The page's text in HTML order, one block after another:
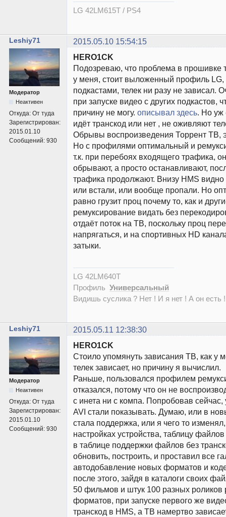
LG 42LM615T / PS4
Leshiy71 2015.05.10 15:54:15
Модератор
Неактивен
Откуда: От туда
Зарегистрирован:
2015.01.10
Сообщений: 930
HERO1CK
Подозреваю, что проблема в прошивке
у меня, стоит выложенный профиль LG,
подкастами, телек ни разу не зависал.
при запуске видео с других подкастов,
причину не могу. описывал здесь. Но уж
идёт транскод или нет , не оживляют
Обрывы воспроизведения Торрент ТВ,
Но с профилями оптимальный и
т.к. при перебоях входящего трафика,
обрывают, а просто останавливают,
трафика продолжают. Внизу HMS видно
или встали, или вообще пропали. Но
равно грузит проц почему то, как и
ремуксирование видать без
отдаёт поток на ТВ, поскольку проц
напрягаться, и на спортивных HD
затыки.
LG 42LM640T
Профиль Универсальный
Видишь суслика ? Нет ! И я нет ! А он есть
Leshiy71 2015.05.11 12:38:30
Модератор
Неактивен
Откуда: От туда
Зарегистрирован:
2015.01.10
Сообщений: 930
HERO1CK
Стоило упомянуть зависания ТВ, как у
телек зависает, но причину я вычислил.
Раньше, пользовался профилем
отказался, потому что он не
с инета ни с компа. Попробовав сейчас,
AVI стали показывать. Думаю, или в
стала поддержка, или я чего то
настройках устройства, таблицу
в таблице поддержки файлов без
обновить, построить, и проставил все
автодобавление новых форматов и
после этого, зайдя в каталоги своих
50 фильмов и штук 100 разных роликов
форматов, при запуске первого же
транскод в HMS, а ТВ намертво